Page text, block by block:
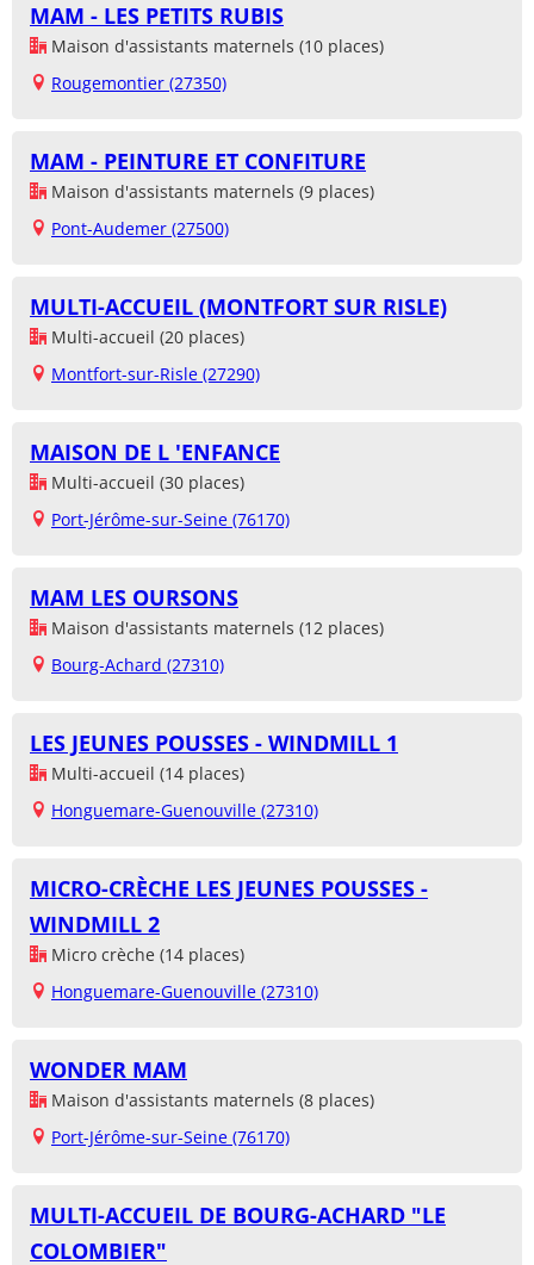
MAM - LES PETITS RUBIS
Maison d'assistants maternels (10 places)
Rougemontier (27350)
MAM - PEINTURE ET CONFITURE
Maison d'assistants maternels (9 places)
Pont-Audemer (27500)
MULTI-ACCUEIL (MONTFORT SUR RISLE)
Multi-accueil (20 places)
Montfort-sur-Risle (27290)
MAISON DE L 'ENFANCE
Multi-accueil (30 places)
Port-Jérôme-sur-Seine (76170)
MAM LES OURSONS
Maison d'assistants maternels (12 places)
Bourg-Achard (27310)
LES JEUNES POUSSES - WINDMILL 1
Multi-accueil (14 places)
Honguemare-Guenouville (27310)
MICRO-CRÈCHE LES JEUNES POUSSES -
WINDMILL 2
Micro crèche (14 places)
Honguemare-Guenouville (27310)
WONDER MAM
Maison d'assistants maternels (8 places)
Port-Jérôme-sur-Seine (76170)
MULTI-ACCUEIL DE BOURG-ACHARD "LE
COLOMBIER"